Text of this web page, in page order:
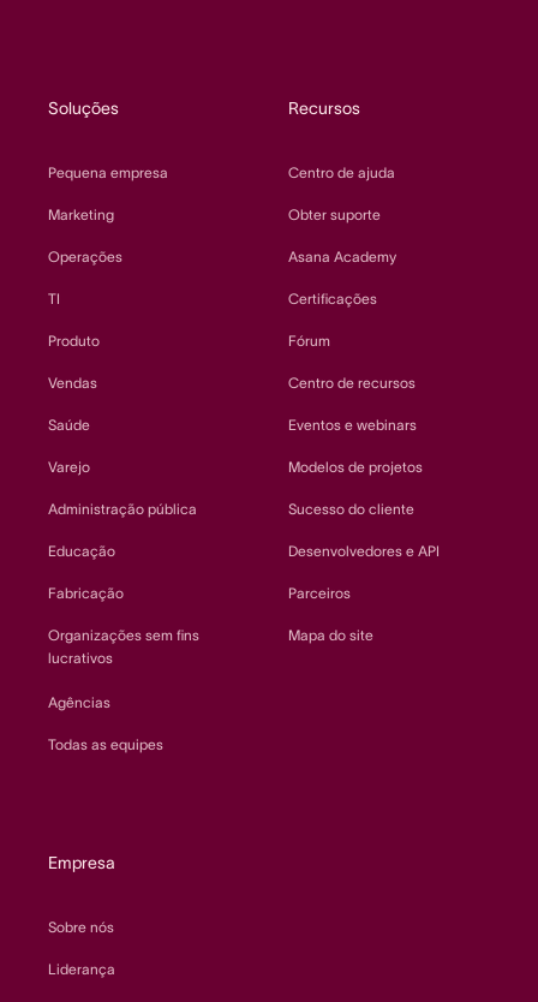
Soluções
Pequena empresa
Marketing
Operações
TI
Produto
Vendas
Saúde
Varejo
Administração pública
Educação
Fabricação
Organizações sem fins
lucrativos
Agências
Todas as equipes
Recursos
Centro de ajuda
Obter suporte
Asana Academy
Certificações
Fórum
Centro de recursos
Eventos e webinars
Modelos de projetos
Sucesso do cliente
Desenvolvedores e API
Parceiros
Mapa do site
Empresa
Sobre nós
Liderança